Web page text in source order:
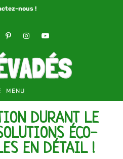
nous !
MENU
DURANT LE
ÉCO-
EN DÉTAIL !